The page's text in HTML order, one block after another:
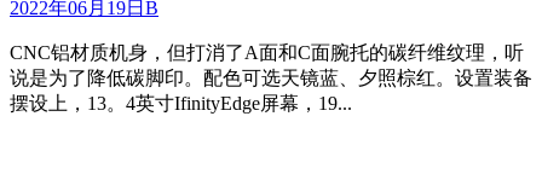
2022年06月19日B
CNC铝材质机身，但打消了A面和C面腕托的碳纤维纹理，听
说是为了降低碳脚印。配色可选天镜蓝、夕照棕红。设置装备
摆设上，13。4英寸IfinityEdge屏幕，19...